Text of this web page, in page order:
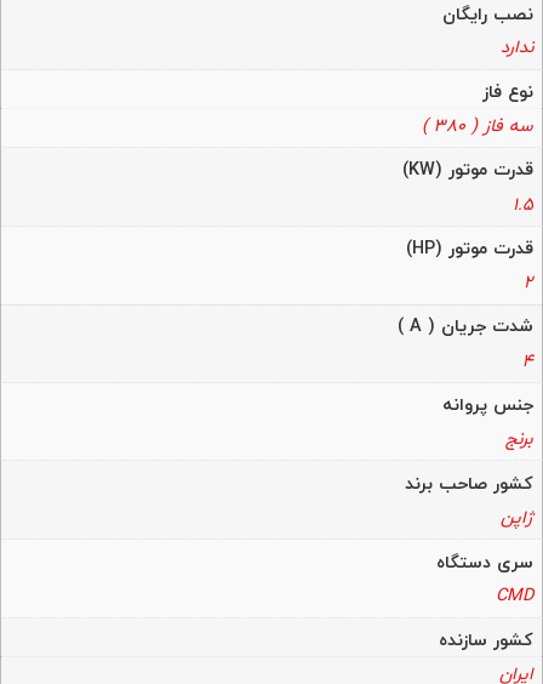
نصب رایگان
ندارد
نوع فاز
سه فاز ( 380 )
قدرت موتور (KW)
1.5
قدرت موتور (HP)
2
شدت جریان ( A )
4
جنس پروانه
برنج
کشور صاحب برند
ژاپن
سری دستگاه
CMD
کشور سازنده
ایران